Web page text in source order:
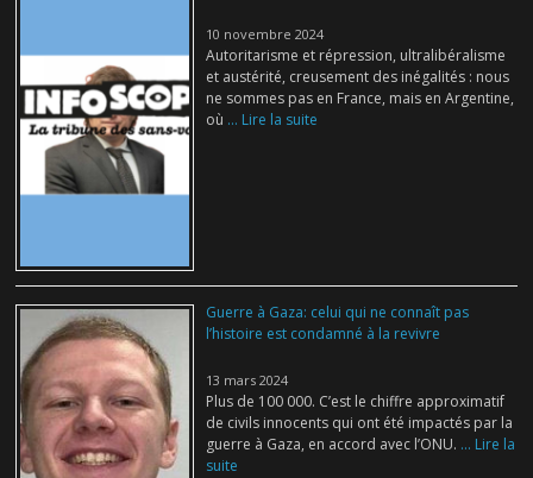
10 novembre 2024
Autoritarisme et répression, ultralibéralisme
et austérité, creusement des inégalités : nous
ne sommes pas en France, mais en Argentine,
où ... Lire la suite
Guerre à Gaza: celui qui ne connaît pas
l’histoire est condamné à la revivre
13 mars 2024
Plus de 100 000. C’est le chiffre approximatif
de civils innocents qui ont été impactés par la
guerre à Gaza, en accord avec l’ONU. ... Lire la
suite